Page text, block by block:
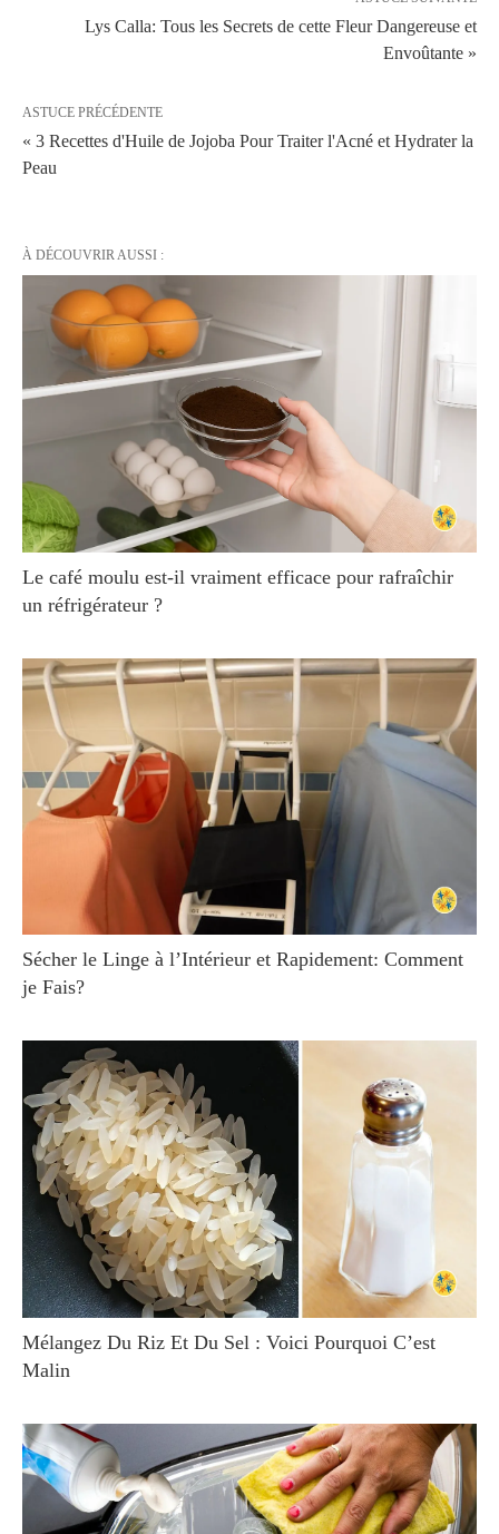
Lys Calla: Tous les Secrets de cette Fleur Dangereuse et
Envoûtante »
ASTUCE PRÉCÉDENTE
« 3 Recettes d'Huile de Jojoba Pour Traiter l'Acné et Hydrater la
Peau
À DÉCOUVRIR AUSSI :
Le café moulu est-il vraiment efficace pour rafraîchir
un réfrigérateur ?
Sécher le Linge à l’Intérieur et Rapidement: Comment
je Fais?
Mélangez Du Riz Et Du Sel : Voici Pourquoi C’est
Malin